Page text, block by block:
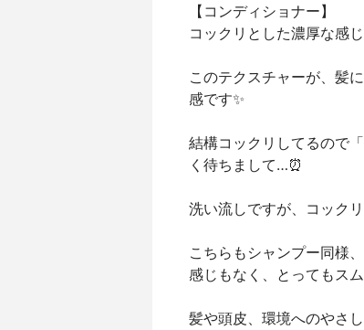
【コンディショナー】
コックリとした濃厚な感
このテクスチャーが、髪
感です✨
結構コックリしてるので
く待ちまして…⏰
洗い流しですが、コック
こちらもシャンプー同様
感じもなく、とってもス
髪や頭皮、環境へのやさ